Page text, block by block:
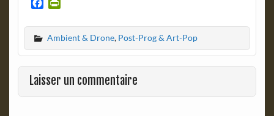
c
e
b
o
o
k
i
n
t
F
r
e
Ambient & Drone, Post-Prog & Art-Pop
Laisser un commentaire